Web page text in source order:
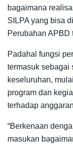
bagaimana
SILPA yang bisa
Perubahan APBD
Padahal fungsi
termasuk sebagai
keseluruhan,
program dan
terhadap
“Berkenaan
masukan